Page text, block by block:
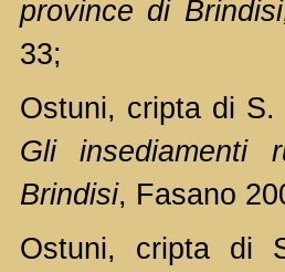
province di
33;
Ostuni, cripta di
Gli insediamenti
Brindisi, Fasano
Ostuni, cripta di